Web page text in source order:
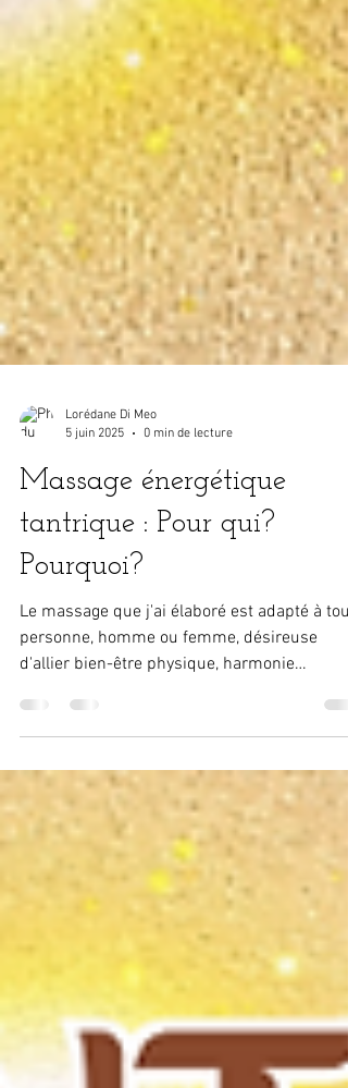
Lorédane Di Meo
5 juin 2025
0 min de lecture
Massage énergétique
tantrique : Pour qui?
Pourquoi?
Le massage que j'ai élaboré est adapté à
personne, homme ou femme, désireuse